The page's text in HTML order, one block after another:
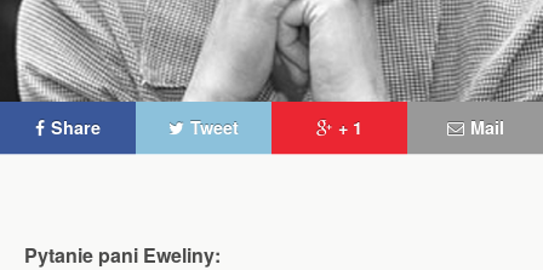
Share Tweet + 1 Mail
Pytanie pani Eweliny: